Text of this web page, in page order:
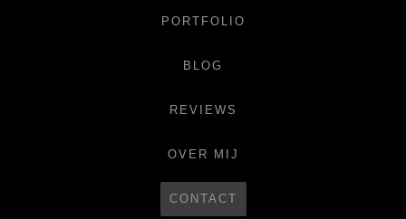
PORTFOLIO
BLOG
REVIEWS
OVER MIJ
CONTACT